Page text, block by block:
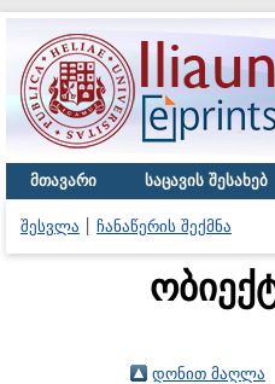
მთავარი საცავის შესახებ
შესვლა ჩანაწერის შექმნა
დონით მაღლა